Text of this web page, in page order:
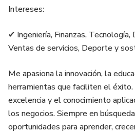
Intereses:
✔ Ingeniería, Finanzas,
Ventas de servicios, Deporte y
Me apasiona la innovación, la
herramientas que faciliten el
excelencia y el conocimiento
los negocios. Siempre en
oportunidades para aprender,